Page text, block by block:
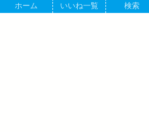
ホーム いいね一覧 検索